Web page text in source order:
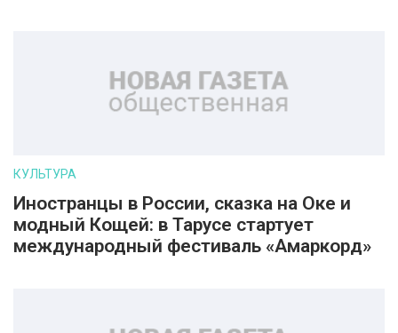
КУЛЬТУРА
Иностранцы в России, сказка на Оке и
модный Кощей: в Тарусе стартует
международный фестиваль «Амаркорд»